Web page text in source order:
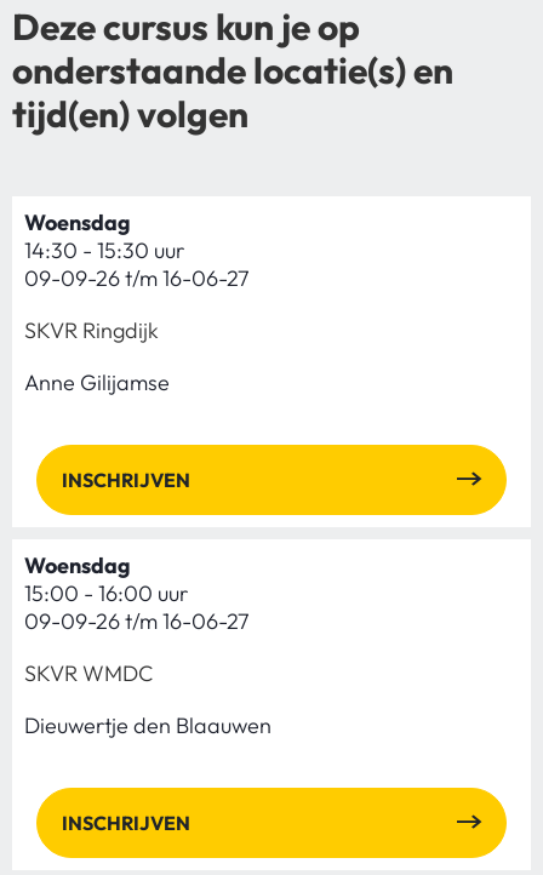
Deze cursus kun je op
onderstaande locatie(s) en
tijd(en) volgen
Woensdag
14:30 - 15:30 uur
09-09-26 t/m 16-06-27
SKVR Ringdijk
Anne Gilijamse
INSCHRIJVEN
Woensdag
15:00 - 16:00 uur
09-09-26 t/m 16-06-27
SKVR WMDC
Dieuwertje den Blaauwen
INSCHRIJVEN